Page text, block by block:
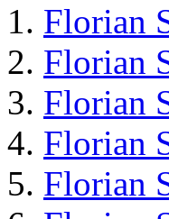
Florian
Florian
Florian
Florian
Florian